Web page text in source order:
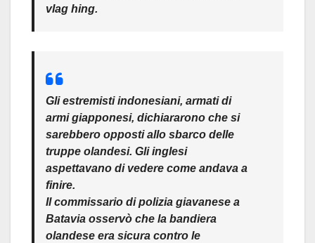
vlag hing.
Gli estremisti indonesiani, armati di
armi giapponesi, dichiararono che si
sarebbero opposti allo sbarco delle
truppe olandesi. Gli inglesi
aspettavano di vedere come andava a
finire.
Il commissario di polizia giavanese a
Batavia osservò che la bandiera
olandese era sicura contro le